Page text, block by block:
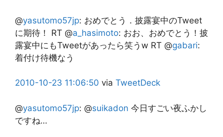
@yasutomo57jp: おめでとう．披露宴中のTweet
に期待！ RT @a_hasimoto: おお、おめでとう！披
露宴中にもTweetがあったら笑うw RT @gabari:
着付け待機なう
2010-10-23 11:06:50 via TweetDeck
@yasutomo57jp: @suikadon 今日すごい夜ふかし
ですね…